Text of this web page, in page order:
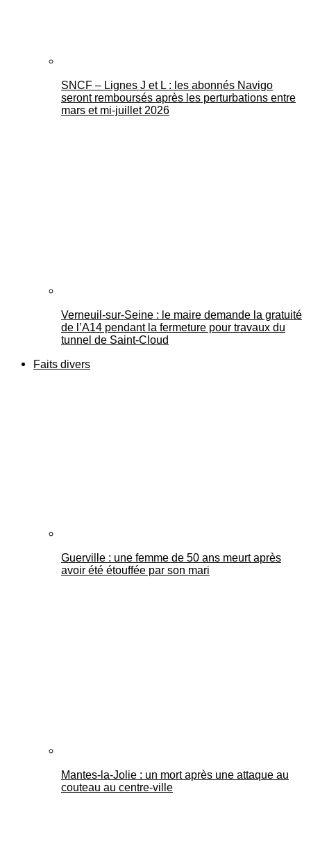
SNCF – Lignes J et L : les abonnés Navigo
seront remboursés après les perturbations entre
mars et mi-juillet 2026
Verneuil-sur-Seine : le maire demande la gratuité
de l’A14 pendant la fermeture pour travaux du
tunnel de Saint-Cloud
Faits divers
Guerville : une femme de 50 ans meurt après
avoir été étouffée par son mari
Mantes-la-Jolie : un mort après une attaque au
couteau au centre-ville